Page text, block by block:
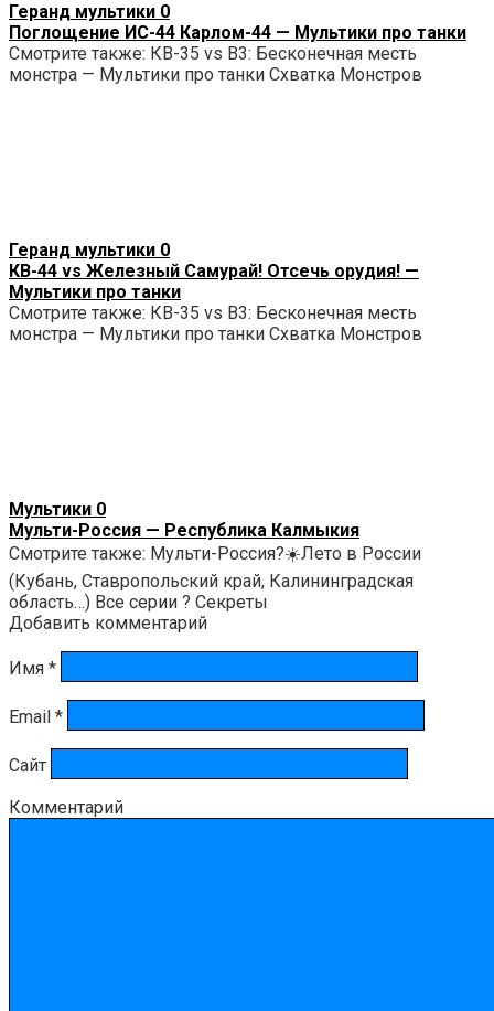
Геранд мультики 0
Поглощение ИС-44 Карлом-44 — Мультики про танки
Смотрите также: КВ-35 vs B3: Бесконечная месть
монстра — Мультики про танки Схватка Монстров
Геранд мультики 0
КВ-44 vs Железный Самурай! Отсечь орудия! —
Мультики про танки
Смотрите также: КВ-35 vs B3: Бесконечная месть
монстра — Мультики про танки Схватка Монстров
Мультики 0
Мульти-Россия — Республика Калмыкия
Смотрите также: Мульти-Россия?☀️Лето в России
(Кубань, Ставропольский край, Калининградская
область…) Все серии ? Секреты
Добавить комментарий
Имя *
Email *
Сайт
Комментарий